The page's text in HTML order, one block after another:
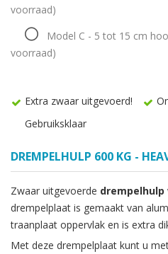
voorraad)
Model C - 5 tot 15 cm
voorraad)
Extra zwaar uitgevoerd!
Gebruiksklaar
DREMPELHULP 600 KG -
Zwaar uitgevoerde drempelhulp
drempelplaat is gemaakt van
traanplaat oppervlak en is extra
Met deze drempelplaat kunt u